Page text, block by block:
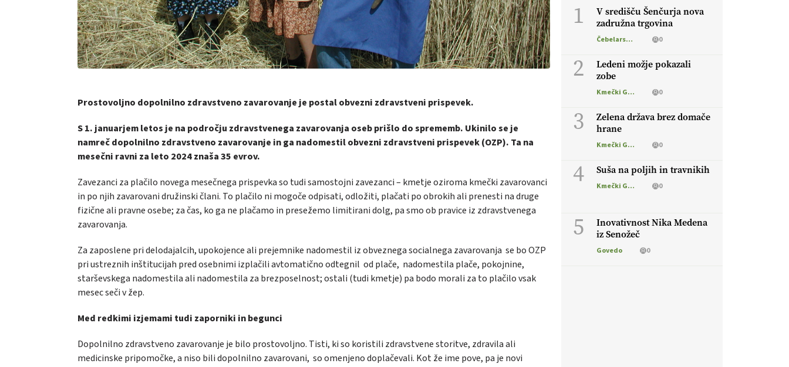
Prostovoljno dopolnilno zdravstveno zavarovanje je postal obvezni zdravstveni prispevek.
S 1. januarjem letos je na področju zdravstvenega zavarovanja oseb prišlo do sprememb. Ukinilo se je
namreč dopolnilno zdravstveno zavarovanje in ga nadomestil obvezni zdravstveni prispevek (OZP). Ta na
mesečni ravni za leto 2024 znaša 35 evrov.
Zavezanci za plačilo novega mesečnega prispevka so tudi samostojni zavezanci – kmetje oziroma kmečki zavarovanci
in po njih zavarovani družinski člani. To plačilo ni mogoče odpisati, odložiti, plačati po obrokih ali prenesti na druge
fizične ali pravne osebe; za čas, ko ga ne plačamo in presežemo limitirani dolg, pa smo ob pravice iz zdravstvenega
zavarovanja.
Za zaposlene pri delodajalcih, upokojence ali prejemnike nadomestil iz obveznega socialnega zavarovanja se bo OZP
pri ustreznih inštitucijah pred osebnimi izplačili avtomatično odtegnil od plače, nadomestila plače, pokojnine,
starševskega nadomestila ali nadomestila za brezposelnost; ostali (tudi kmetje) pa bodo morali za to plačilo vsak
mesec seči v žep.
Med redkimi izjemami tudi zaporniki in begunci
Dopolnilno zdravstveno zavarovanje je bilo prostovoljno. Tisti, ki so koristili zdravstvene storitve, zdravila ali
medicinske pripomočke, a niso bili dopolnilno zavarovani, so omenjeno doplačevali. Kot že ime pove, pa je novi
1
V središču Šenčurja nova
zadružna trgovina
Čebelarstvo 0
2
Ledeni možje pokazali
zobe
Kmečki Glas 0
3
Zelena država brez domače
hrane
Kmečki Glas 0
4 Suša na poljih in travnikih
Kmečki Glas 0
5
Inovativnost Nika Medena
iz Senožeč
Govedo 0